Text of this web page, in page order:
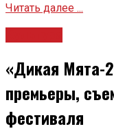
Читать далее ...
«Дикая Мята-
премьеры,
фестиваля